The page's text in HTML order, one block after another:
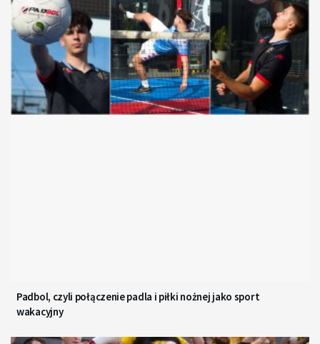
Padbol, czyli połączenie padla i piłki nożnej jako sport
wakacyjny